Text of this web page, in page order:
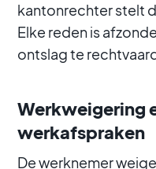
kantonrechter stelt
Elke reden is
ontslag te
Werkweigering
werkafspraken
De werknemer